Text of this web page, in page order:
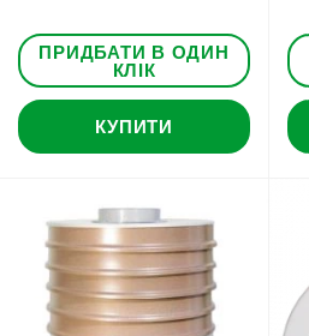
ПРИДБАТИ В ОДИН
КЛІК
КУПИТИ